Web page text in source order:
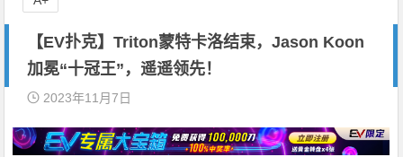
【EV扑克】Triton蒙特卡洛结束，Jason Koon
加冕“十冠王”，遥遥领先！
2023年11月7日